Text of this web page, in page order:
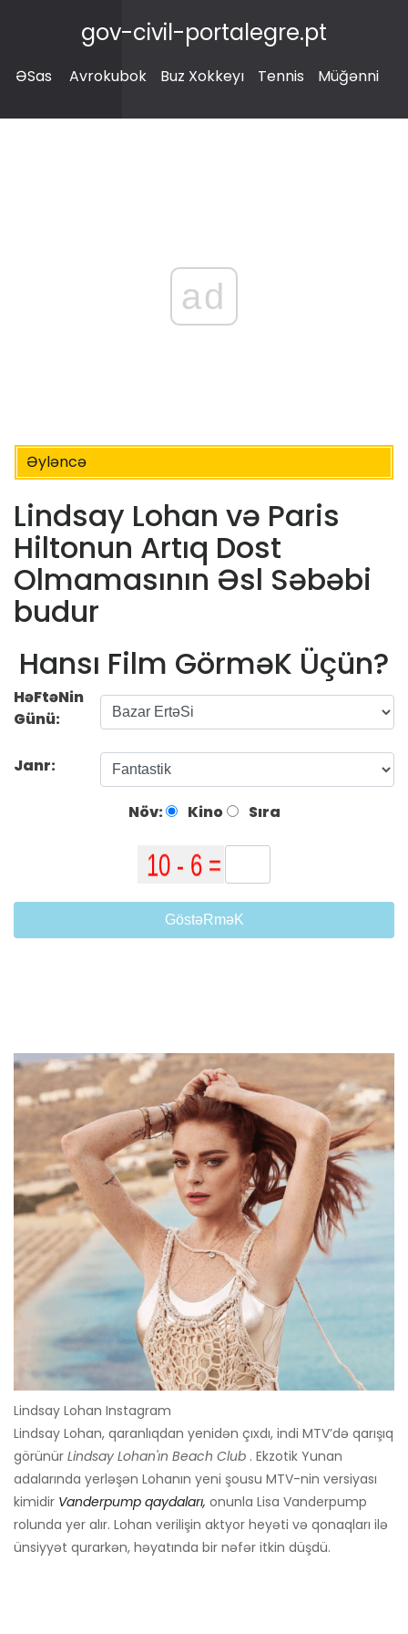
gov-civil-portalegre.pt
ƏSas Avrokubok Buz Xokkeyı Tennis Müğənni
ad
Əyləncə
Lindsay Lohan və Paris
Hiltonun Artıq Dost
Olmamasının Əsl Səbəbi
budur
Hansı Film GörməK Üçün?
HəFtəNin
Günü:
Janr:
Növ: Kino Sıra
GöstəRməK
Lindsay Lohan Instagram
Lindsay Lohan, qaranlıqdan yenidən çıxdı, indi MTV’də qarışıq
görünür Lindsay Lohan'ın Beach Club . Ekzotik Yunan
adalarında yerləşən Lohanın yeni şousu MTV-nin versiyası
kimidir Vanderpump qaydaları, onunla Lisa Vanderpump
rolunda yer alır. Lohan verilişin aktyor heyəti və qonaqları ilə
ünsiyyət qurarkən, həyatında bir nəfər itkin düşdü.